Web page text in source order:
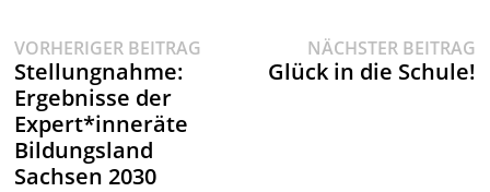
Beitragsnavigation
VORHERIGER BEITRAG
Beitrag:
Stellungnahme:
Ergebnisse der
Expert*inneräte
Bildungsland
Sachsen 2030
NÄCHSTER BEITRAG
Glück in die Schule!